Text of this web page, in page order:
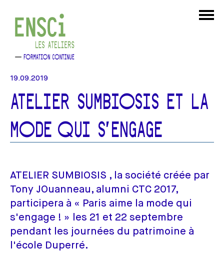
19.09.2019
ATELIER SUMBIOSIS ET LA
MODE QUI S'ENGAGE
ATELIER SUMBIOSIS , la société créée par
Tony JOuanneau, alumni CTC 2017,
participera à « Paris aime la mode qui
s'engage ! » les 21 et 22 septembre
pendant les journées du patrimoine à
l'école Duperré.